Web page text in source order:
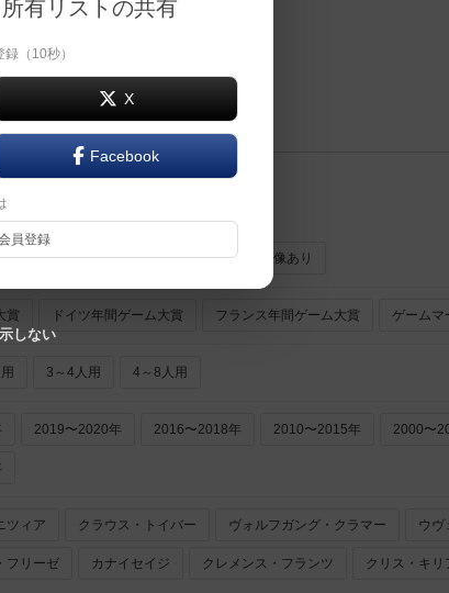
ックゲーム（Compatibility）
分
順 紹介文あり レビューあり 画像あり
賞 ドイツ年間ゲーム大賞 フランス年間ゲーム大賞 ゲームマ
3～4人用 4～8人用
2019〜2020年 2016〜2018年 2010〜2015年 2000〜
ツィア クラウス・トイバー ヴォルフガング・クラマー ウヴ
フリーゼ カナイセイジ クレメンス・フランツ クリス・キリ
有リストの共有
（10秒）
X
Facebook
員登録
しない